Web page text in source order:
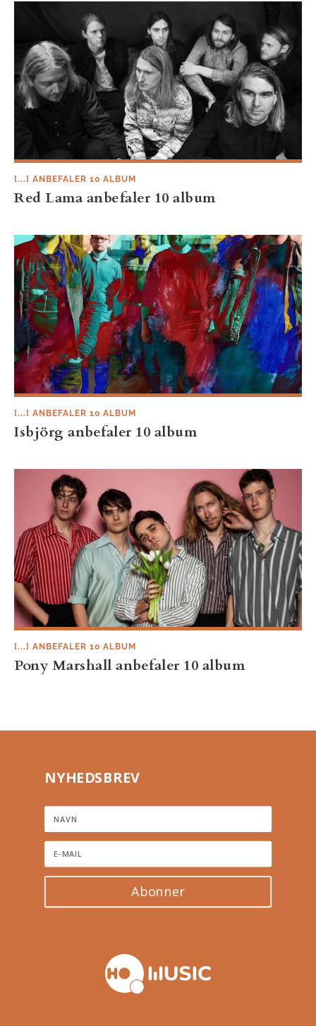
Red Lama anbefaler 10 album
[...] ANBEFALER 10 ALBUM
Isbjörg anbefaler 10 album
[...] ANBEFALER 10 ALBUM
Pony Marshall anbefaler 10 album
[...] ANBEFALER 10 ALBUM
NYHEDSBREV
Abonner